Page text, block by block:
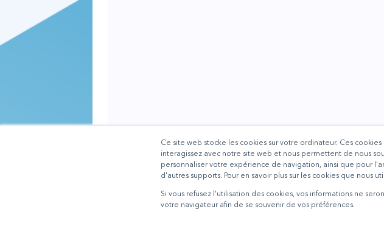
Ce site web stocke les cookies sur votre ordinateur. Ces
interagissez avec notre site web et nous permettent de nous
personnaliser votre expérience de navigation, ainsi que pour
d'autres supports. Pour en savoir plus sur les cookies que nous
Si vous refusez l'utilisation des cookies, vos informations ne
votre navigateur afin de se souvenir de vos préférences.